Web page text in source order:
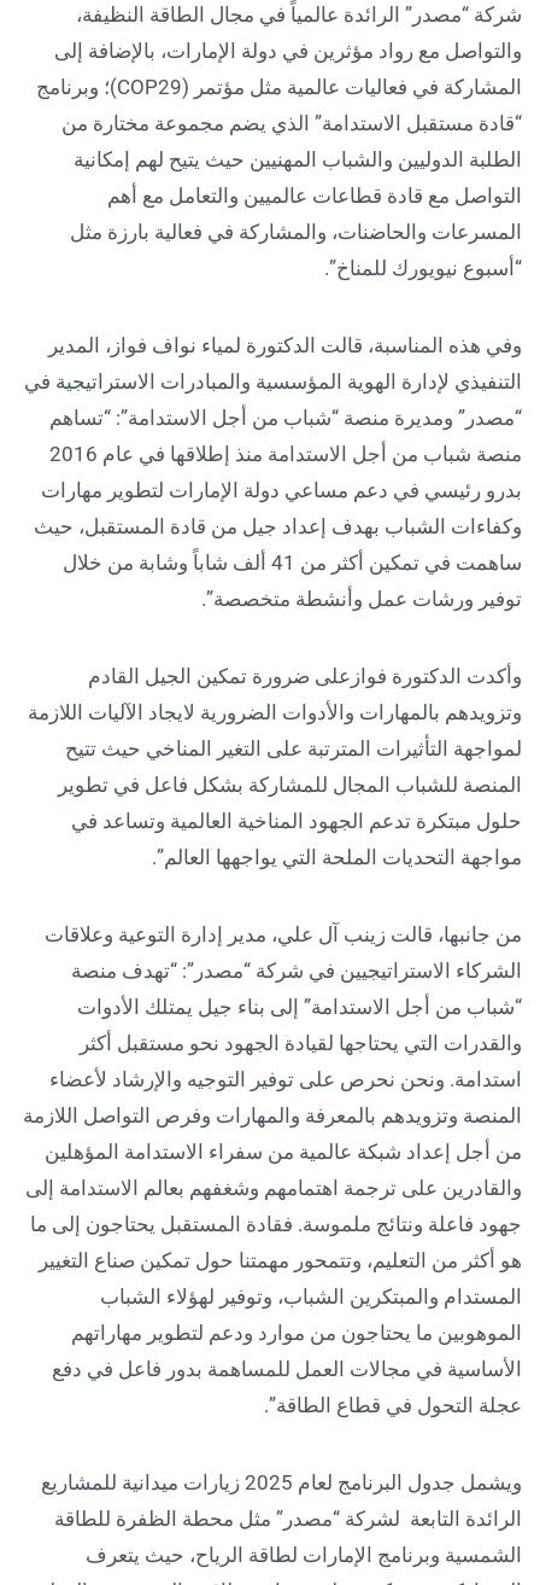
شركة “مصدر” الرائدة عالمياً في مجال الطاقة النظيفة،
والتواصل مع رواد مؤثرين في دولة الإمارات، بالإضافة إلى
المشاركة في فعاليات عالمية مثل مؤتمر (COP29)؛ وبرنامج
“قادة مستقبل الاستدامة” الذي يضم مجموعة مختارة من
الطلبة الدوليين والشباب المهنيين حيث يتيح لهم إمكانية
التواصل مع قادة قطاعات عالميين والتعامل مع أهم
المسرعات والحاضنات، والمشاركة في فعالية بارزة مثل
“أسبوع نيويورك للمناخ”.
وفي هذه المناسبة، قالت الدكتورة لمياء نواف فواز، المدير
التنفيذي لإدارة الهوية المؤسسية والمبادرات الاستراتيجية في
“مصدر” ومديرة منصة “شباب من أجل الاستدامة”: “تساهم
منصة شباب من أجل الاستدامة منذ إطلاقها في عام 2016
بدرو رئيسي في دعم مساعي دولة الإمارات لتطوير مهارات
وكفاءات الشباب بهدف إعداد جيل من قادة المستقبل، حيث
ساهمت في تمكين أكثر من 41 ألف شاباً وشابة من خلال
توفير ورشات عمل وأنشطة متخصصة”.
وأكدت الدكتورة فوازعلى ضرورة تمكين الجيل القادم
وتزويدهم بالمهارات والأدوات الضرورية لايجاد الآليات اللازمة
لمواجهة التأثيرات المترتبة على التغير المناخي حيث تتيح
المنصة للشباب المجال للمشاركة بشكل فاعل في تطوير
حلول مبتكرة تدعم الجهود المناخية العالمية وتساعد في
مواجهة التحديات الملحة التي يواجهها العالم”.
من جانبها، قالت زينب آل علي، مدير إدارة التوعية وعلاقات
الشركاء الاستراتيجيين في شركة “مصدر”: “تهدف منصة
“شباب من أجل الاستدامة” إلى بناء جيل يمتلك الأدوات
والقدرات التي يحتاجها لقيادة الجهود نحو مستقبل أكثر
استدامة. ونحن نحرص على توفير التوجيه والإرشاد لأعضاء
المنصة وتزويدهم بالمعرفة والمهارات وفرص التواصل اللازمة
من أجل إعداد شبكة عالمية من سفراء الاستدامة المؤهلين
والقادرين على ترجمة اهتمامهم وشغفهم بعالم الاستدامة إلى
جهود فاعلة ونتائج ملموسة. فقادة المستقبل يحتاجون إلى ما
هو أكثر من التعليم، وتتمحور مهمتنا حول تمكين صناع التغيير
المستدام والمبتكرين الشباب، وتوفير لهؤلاء الشباب
الموهوبين ما يحتاجون من موارد ودعم لتطوير مهاراتهم
الأساسية في مجالات العمل للمساهمة بدور فاعل في دفع
عجلة التحول في قطاع الطاقة”.
ويشمل جدول البرنامج لعام 2025 زيارات ميدانية للمشاريع
الرائدة التابعة لشركة “مصدر” مثل محطة الظفرة للطاقة
الشمسية وبرنامج الإمارات لطاقة الرياح، حيث يتعرف